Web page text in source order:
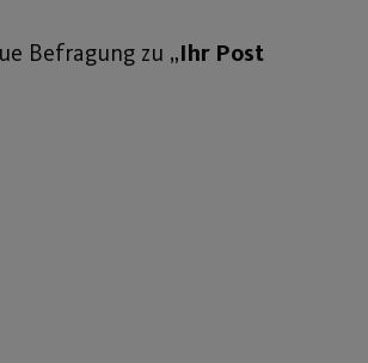
Befragung zu „Ihr Post